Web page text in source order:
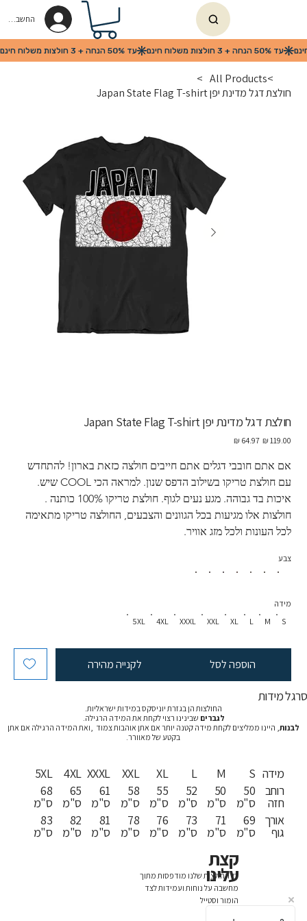
החשבון שלי
>
All Products
>
חולצת דגל מדינת יפן Japan State Flag T-shirt
חולצת דגל מדינת יפן Japan State Flag T-shirt
מחיר
מחיר
‏64.97 ‏₪
אם אתם חובבי דגלים אתם חייבים חולצה כזאת בארון! להתחדש
עם חולצת טריקו בשילוב הדפס שנון. למראה הכי COOL שיש.
איכות בד גבוהה. מגע נעים לגוף. חולצת טריקו 100% כותנה .
חולצות אלו מגיעות בכל הגוונים והצבעים, החולצה טריקו מתאימה
לכל העונות ולכל מזג אוויר.
צבע
S
M
L
XL
XXL
XXXL
4XL
5XL
מידה
הוספה לסל לקנייה מהירה
סרגל מידות
החולצות הן בגזרת יוניסקס במידות ישראליות.
לגברים שבינינו רצוי לקחת את המידה הרגילה.
לבנות, היינו ממליצים לקחת מידה קטנה יותר אם אתן אוהבות צמוד ,ואת המידה הרגילה אם אתן
בקטע של מאוורר.
5XL
68
ס"מ
83
ס"מ
4XL
65
ס"מ
82
ס"מ
XXXL
61
ס"מ
81
ס"מ
XXL
58
ס"מ
78
ס"מ
XL
55
ס"מ
76
ס"מ
L
52
ס"מ
73
ס"מ
M
50
ס"מ
71
ס"מ
S
50
ס"מ
69
ס"מ
מידה
רוחב
חזה
אורך
גוף
כל החולצות שלנו מודפסות מתוך
מחשבה על נוחות ועמידות לצד
הומור וסטייל
קצת
עלינו